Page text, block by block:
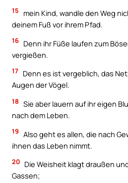
15
mein Kind, wandle den Weg
deinem Fuß vor ihrem Pfad.
16 Denn ihr Füße laufen zum
vergießen.
17 Denn es ist vergeblich, das
Augen der Vögel.
18 Sie aber lauern auf ihr eigen
nach dem Leben.
19 Also geht es allen, die nach
ihnen das Leben nimmt.
20 Die Weisheit klagt draußen
Gassen;